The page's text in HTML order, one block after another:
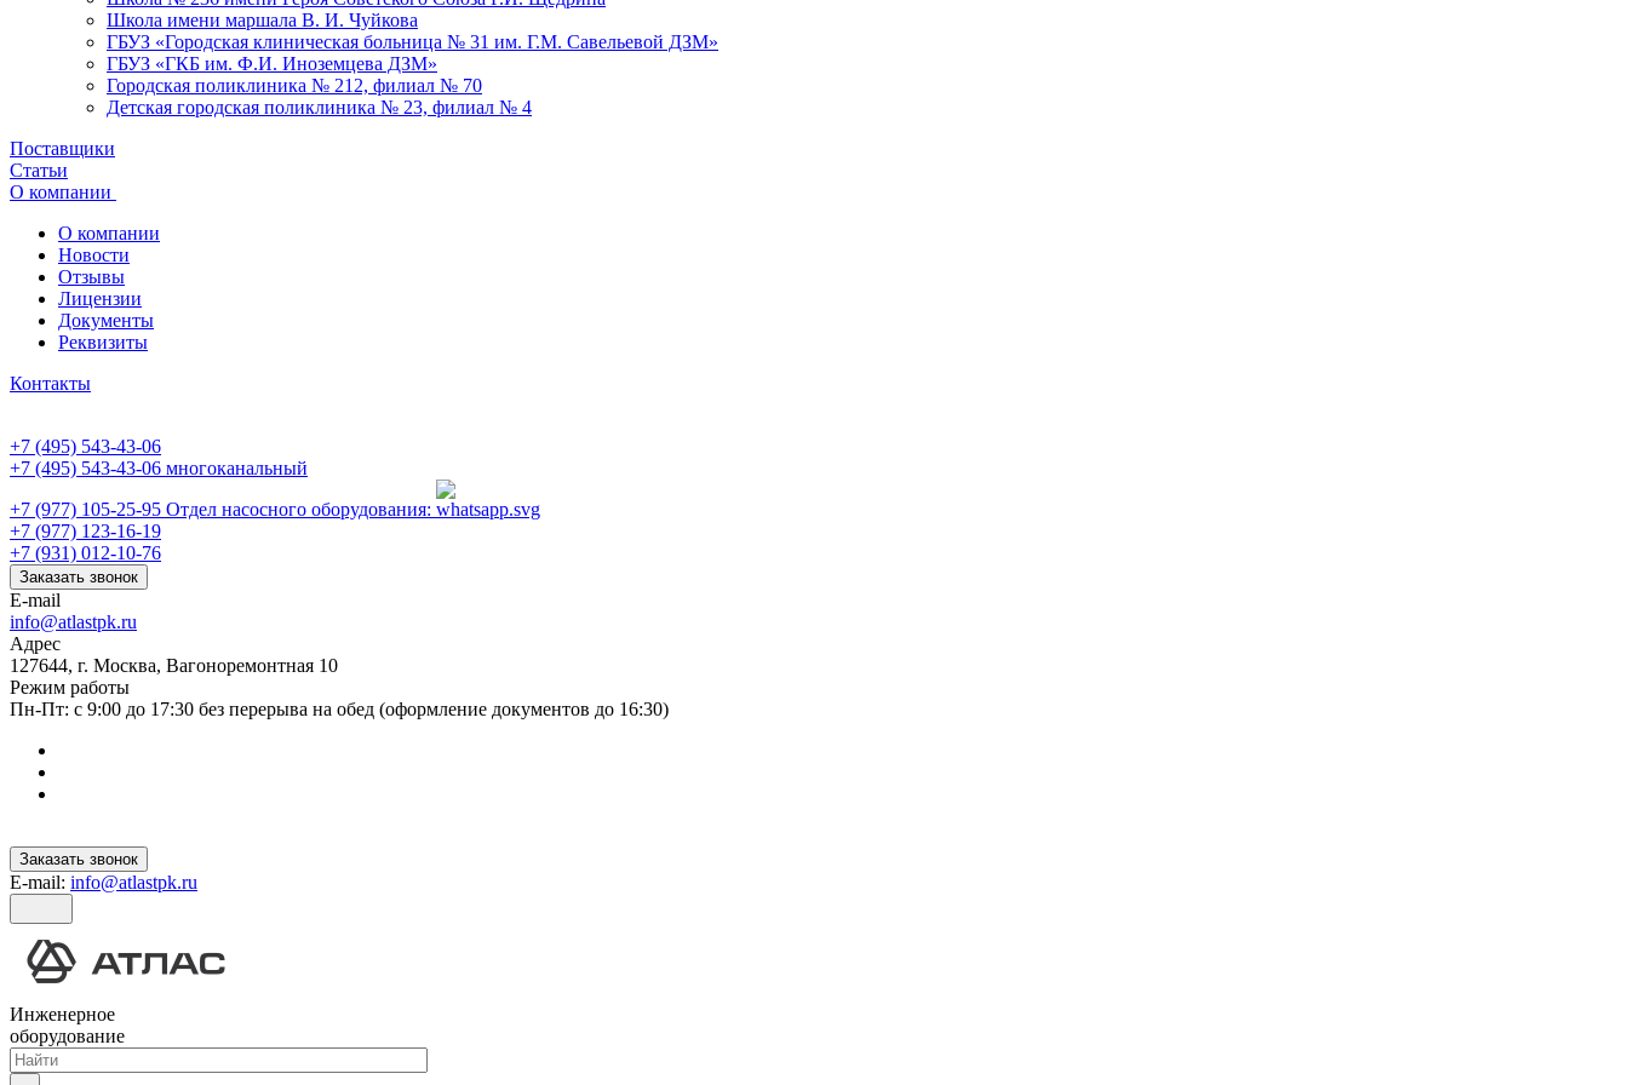
Школа имени маршала В. И. Чуйкова
ГБУЗ «Городская клиническая больница № 31 им. Г.М. Савельевой ДЗМ»
ГБУЗ «ГКБ им. Ф.И. Иноземцева ДЗМ»
Городская поликлиника № 212, филиал № 70
Детская городская поликлиника № 23, филиал № 4
Поставщики
Статьи
О компании
О компании
Новости
Отзывы
Лицензии
Документы
Реквизиты
Контакты
+7 (495) 543-43-06
+7 (495) 543-43-06 многоканальный
+7 (977) 105-25-95 Отдел насосного оборудования:
+7 (977) 123-16-19
+7 (931) 012-10-76
Заказать звонок
E-mail
info@atlastpk.ru
Адрес
127644, г. Москва, Вагоноремонтная 10
Режим работы
Пн-Пт: с 9:00 до 17:30 без перерыва на обед (оформление документов до 16:30)
Заказать звонок
E-mail: info@atlastpk.ru
Инженерное
оборудование